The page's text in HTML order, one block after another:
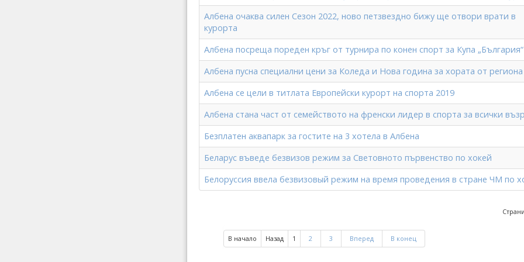
Албена очаква силен Сезон 2022, ново петзвездно бижу ще отвори врати в
курорта
Албена посреща пореден кръг от турнира по конен спорт за Купа „България“
Албена пусна специални цени за Коледа и Нова година за хората от региона
Албена се цели в титлата Европейски курорт на спорта 2019
Албена стана част от семейството на френски лидер в спорта за всички
Безплатен аквапарк за гостите на 3 хотела в Албена
Беларус въведе безвизов режим за Световното първенство по хокей
Белоруссия ввела безвизовый режим на время проведения в стране ЧМ по
В начало Назад 1 2 3 Вперед В конец